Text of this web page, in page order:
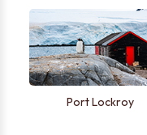
Port Lockroy